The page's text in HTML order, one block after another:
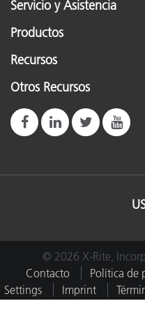
Servicio y Asistencia
Productos
Recursos
Otros Recursos
© 2026 X-Rite,
Contacto
Política de
Settings
Imprint